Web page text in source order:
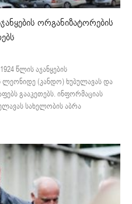
ორგანიზატორების
წლის აჯანყების
(კანდო) ხუბულავას და
გააკეთებს. ინფორმაციას
სახელობის აბრა